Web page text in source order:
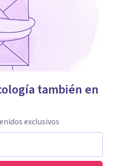
también en
exclusivos